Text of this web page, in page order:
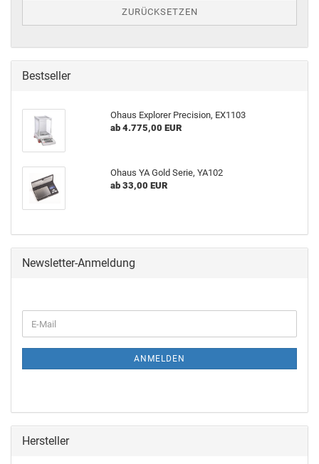
ZURÜCKSETZEN
Bestseller
Ohaus Explorer Precision, EX1103
ab 4.775,00 EUR
Ohaus YA Gold Serie, YA102
ab 33,00 EUR
Newsletter-Anmeldung
ANMELDEN
Hersteller